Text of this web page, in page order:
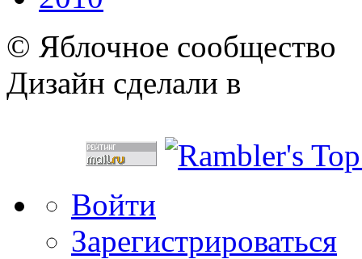
© Яблочное сообщество
Дизайн сделали в
Войти
Зарегистрироваться